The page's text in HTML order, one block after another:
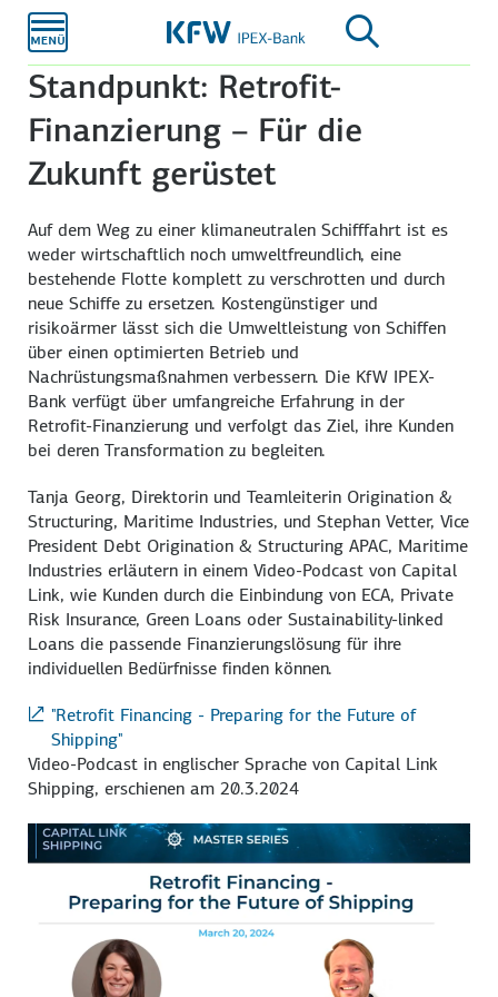
Hauptinhalt
Standpunkt: Retrofit-
Finanzierung – Für die
Zukunft gerüstet
Auf dem Weg zu einer klimaneutralen Schifffahrt ist es
weder wirtschaftlich noch umweltfreundlich, eine
bestehende Flotte komplett zu verschrotten und durch
neue Schiffe zu ersetzen. Kostengünstiger und
risikoärmer lässt sich die Umweltleistung von Schiffen
über einen optimierten Betrieb und
Nachrüstungsmaßnahmen verbessern. Die KfW IPEX-
Bank verfügt über umfangreiche Erfahrung in der
Retrofit-Finanzierung und verfolgt das Ziel, ihre Kunden
bei deren Transformation zu begleiten.
Tanja Georg, Direktorin und Teamleiterin Origination &
Structuring, Maritime Industries, und Stephan Vetter, Vice
President Debt Origination & Structuring APAC, Maritime
Industries erläutern in einem Video-Podcast von Capital
Link, wie Kunden durch die Einbindung von ECA, Private
Risk Insurance, Green Loans oder Sustainability-linked
Loans die passende Finanzierungslösung für ihre
individuellen Bedürfnisse finden können.
"Retrofit Financing - Preparing for the Future of
Shipping"
Video-Podcast in englischer Sprache von Capital Link
Shipping, erschienen am 20.3.2024